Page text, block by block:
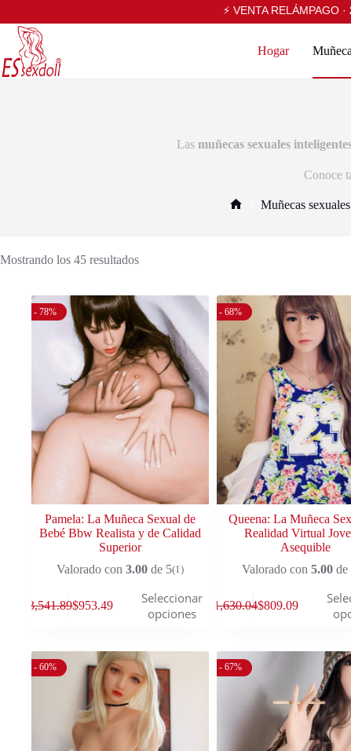
⚡ VENTA RELÁMPAGO ·
Hogar
Lasmuñecas sexuales
Conoce
Muñecas sexuales
Mostrando los 45 resultados
- 78%
Pamela: La Muñeca Sexual de
Bebé Bbw Realista y de Calidad
Superior
Valorado con 3.00de 5(1)
3,541.89$953.49
Seleccionar
opciones
- 68%
Queena: La Muñeca
Realidad Virtual
Asequible
Valorado con 5.00de
1,630.04$809.09
- 60% - 67%